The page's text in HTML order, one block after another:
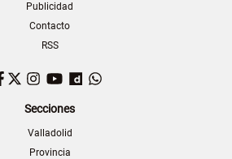
Publicidad
Contacto
RSS
Facebook
TwitterInstagram
YouTubeDailymotion
Secciones
Valladolid
Provincia